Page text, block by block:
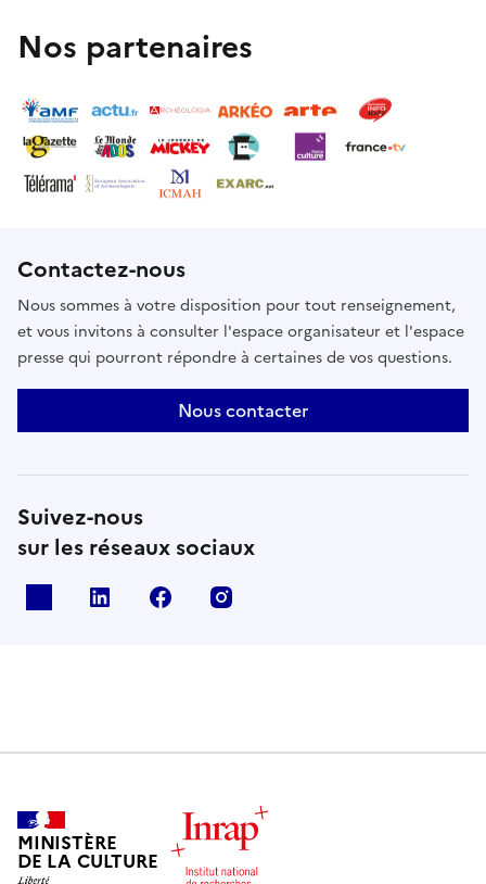
Nos partenaires
Contactez-nous
Nous sommes à votre disposition pour tout renseignement,
et vous invitons à consulter l'espace organisateur et l'espace
presse qui pourront répondre à certaines de vos questions.
Nous contacter
Suivez-nous
sur les réseaux sociaux
Linkedin Facebook
MINISTÈRE
DE LA CULTURE